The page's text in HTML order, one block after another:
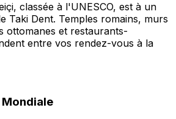
classée à l'UNESCO, est à un
Taki Dent. Temples romains, murs
ottomanes et restaurants-
entre vos rendez-vous à la
Mondiale